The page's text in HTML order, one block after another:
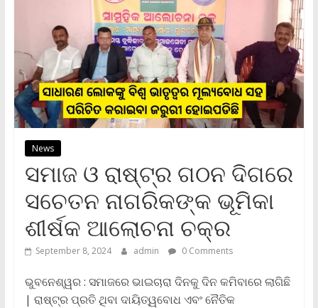
News
ସମାଜ ଓ ରାଷ୍ଟ୍ର ଗଠନ ଦିଗରେ
ସଚେତନ ନାଗରିକଙ୍କ ଭୂମିକା
ଶୀର୍ଷକ ଆଲୋଚନା ଚକ୍ର
September 8, 2024 admin 0 Comments
ଭୁବନେଶ୍ୱର : ସମାଜରେ ଭାଇଚାରା ଦିନକୁ ଦିନ କମିବାରେ ଲାଗିଛି
| ରାଷ୍ଟ୍ର ପ୍ରତି ଥିବା ଦାୟିତ୍ୱବୋଧ ଏବଂ ନୈତିକ